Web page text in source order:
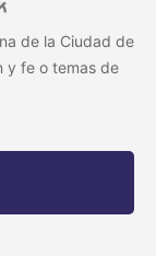
de la Ciudad de
y fe o temas de